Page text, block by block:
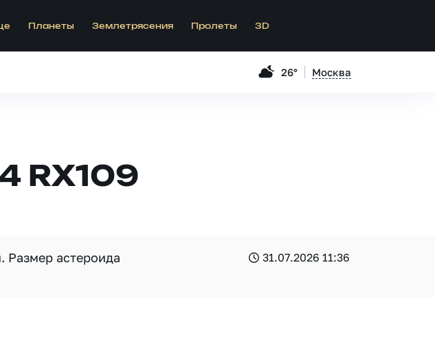
Планеты Землетрясения Пролеты 3D
26° Москва
RX109
Размер астероида
31.07.2026 11:36